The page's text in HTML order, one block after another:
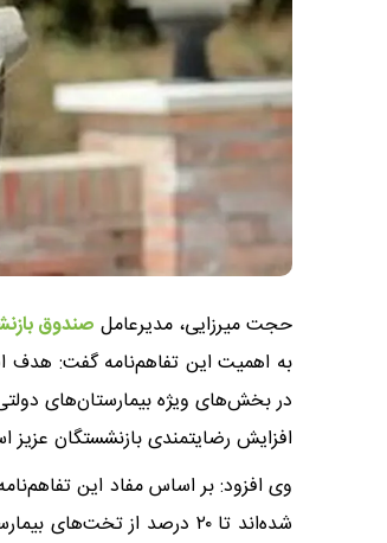
حجت میرزایی، مدیرعامل صندوق
به اهمیت این تفاهم‌نامه گفت: هدف
در بخش‌های ویژه بیمارستان‌های
افزایش رضایتمندی بازنشستگان عزیز
شده‌اند تا ۲۰ درصد از